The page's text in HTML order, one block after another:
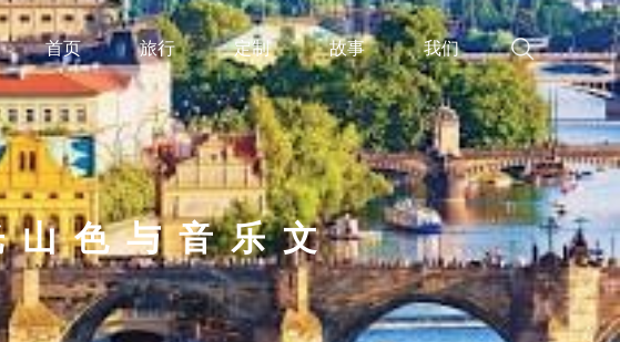
首页 旅行 定制 故事 我们
色与音乐文